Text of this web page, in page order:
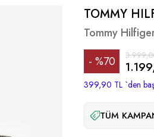
TOMMY
Tommy
%70
İndirim
399,90 TL `den
TÜM